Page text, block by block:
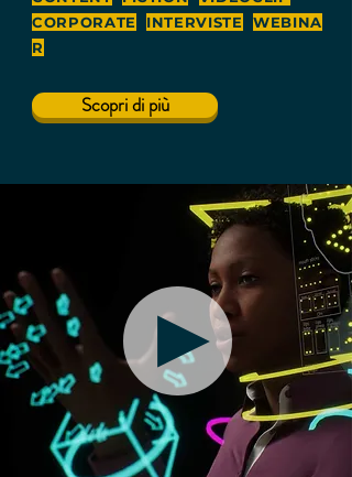
CORPORATE
INTERVISTE
WEBINA
R
Scopri di più